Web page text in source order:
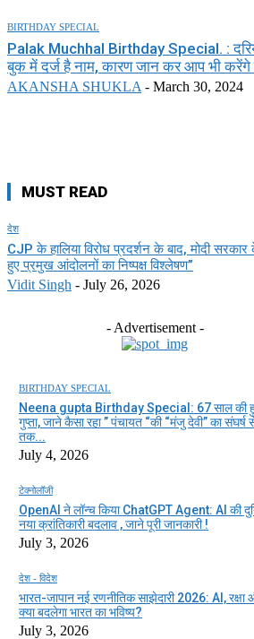
BIRTHDAY SPECIAL
Palak Muchhal Birthday Special. :
बुक में दर्ज है नाम, कारण जान कर आप भी करेंगे
AKANSHA SHUKLA - March 30, 2024
MUST READ
देश
CJP के हालिया विरोध प्रदर्शन के बाद, मोदी सरकार
हुए प्रमुख आंदोलनों का निष्पक्ष विश्लेषण”
Vidit Singh - July 26, 2026
- Advertisement -
BIRTHDAY SPECIAL
Neena gupta Birthday Special: 67 साल की
गुप्ता, जाने कैसा रहा ” पंचायत “की “मंजु देवी” का संघर्ष
तक...
July 4, 2026
टेक्नोलॉजी
OpenAI ने लॉन्च किया ChatGPT Agent: AI की
नया क्रांतिकारी बदलाव , जाने पूरी जानकारी !
July 3, 2026
देश - विदेश
भारत-जापान नई रणनीतिक साझेदारी 2026: AI, रक्षा
क्या बदलेगा भारत का भविष्य?
July 3, 2026